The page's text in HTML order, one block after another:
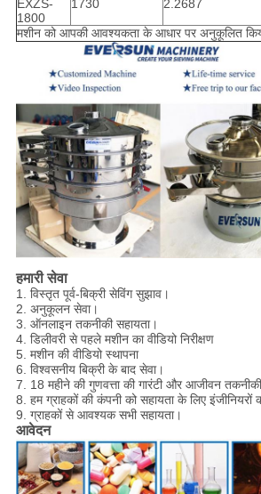
EXZS-
1800
1730 2.2687
मशीन को आपकी आवश्यकता के आधार पर अनुकूलित
हमारी सेवा
1. विस्तृत पूर्व-बिक्री सेविंग सुझाव।
2. अनुकूलन सेवा।
3. ऑनलाइन तकनीकी सहायता।
4. डिलीवरी से पहले मशीन का वीडियो निरीक्षण
5. मशीन की वीडियो स्थापना
6. विश्वसनीय बिक्री के बाद सेवा।
7. 18 महीने की गुणवत्ता की गारंटी और आजीवन
8. हम ग्राहकों की कंपनी को सहायता के लिए
9. ग्राहकों से आवश्यक सभी सहायता।
आवेदन